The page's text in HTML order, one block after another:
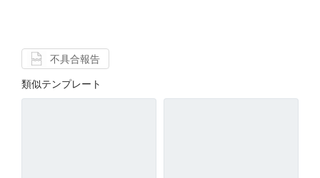
不具合報告
類似テンプレート